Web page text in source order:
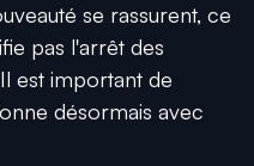
se rassurent, ce
pas l'arrêt des
est important de
désormais avec